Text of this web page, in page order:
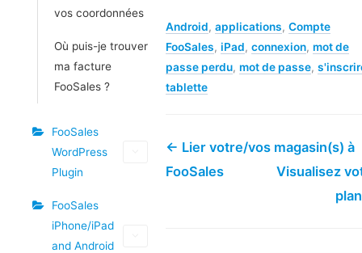
vos coordonnées
Où puis-je trouver
ma facture
FooSales ?
FooSales
WordPress
Plugin
FooSales
iPhone/iPad
and Android
Android, applications, Compte
FooSales, iPad, connexion, mot de
passe perdu, mot de passe,
tablette
← Lier votre/vos magasin(s) à
FooSales
Visualisez